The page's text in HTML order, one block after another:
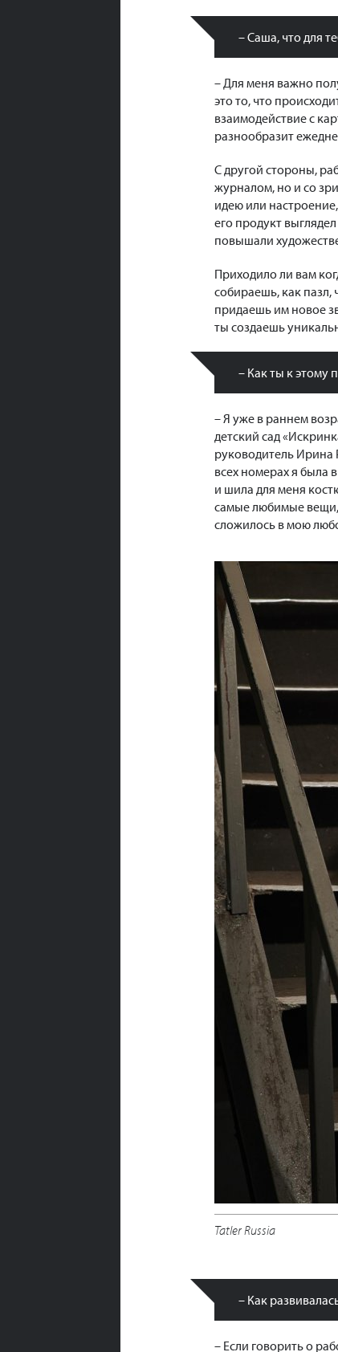
– Саша, что для
– Для меня важно
это то, что
взаимодействие с
разнообразит
С другой стороны,
журналом, но и со
идею или
его продукт
повышали
Приходило ли вам
собираешь, как
придаешь им новое
ты создаешь
– Как ты к этому
– Я уже в раннем
детский сад
руководитель Ирина
всех номерах я была
и шила для меня
самые любимые
сложилось в мою
Tatler Russia
– Как
– Если говорить о